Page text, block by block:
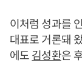
이처럼 성과를
대표로 거론돼
에도김성환은